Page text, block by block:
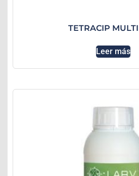
TETRACIP
Leer más